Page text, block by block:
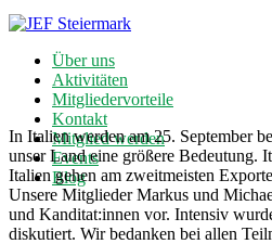
Über uns
Aktivitäten
Mitgliedervorteile
Kontakt
Mitglied werden
Events
Blog
In Italien werden am 25. September
unser Land eine größere Bedeutung.
Italien gehen am zweitmeisten
Unsere Mitglieder Markus und
und Kanditat:innen vor. Intensiv
diskutiert. Wir bedanken bei allen